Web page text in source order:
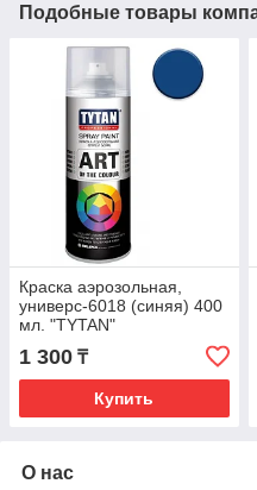
Подобные товары
Краска аэрозольная,
универс-6018 (синяя) 400
мл. "TYTAN"
1 300 ₸
Купить
О нас